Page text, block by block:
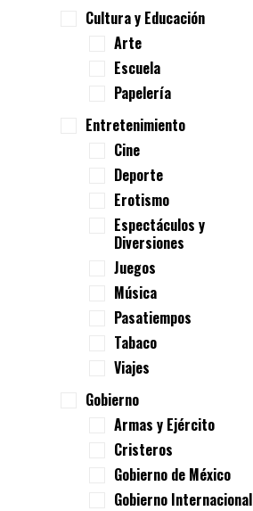
Cultura y Educación
Arte
Escuela
Papelería
Entretenimiento
Cine
Deporte
Erotismo
Espectáculos y
Diversiones
Juegos
Música
Pasatiempos
Tabaco
Viajes
Gobierno
Armas y Ejército
Cristeros
Gobierno de México
Gobierno Internacional